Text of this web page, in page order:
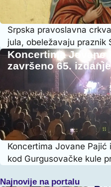
Srpska pravoslavna
jula, obeležavaju praznik
Koncertima Jovane
završeno 65.
Koncertima Jovane Pajić
kod Gurgusovačke kule
Najnovije na portalu